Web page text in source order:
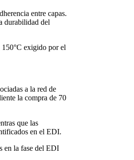
entre capas.
durabilidad del
exigido por el
a la red de
la compra de 70
que las
en el EDI.
en la fase del EDI